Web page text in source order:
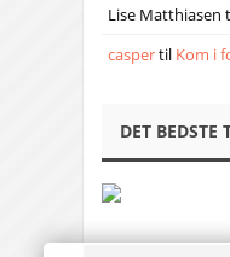
Lise Matthiasen
caspertil Kom i
DET